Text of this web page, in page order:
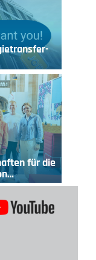
für die